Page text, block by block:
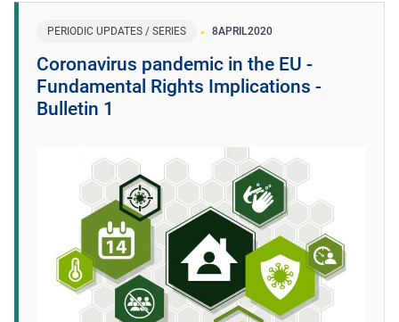
PERIODIC UPDATES / SERIES 8APRIL2020
Coronavirus pandemic in the EU -
Fundamental Rights Implications -
Bulletin 1